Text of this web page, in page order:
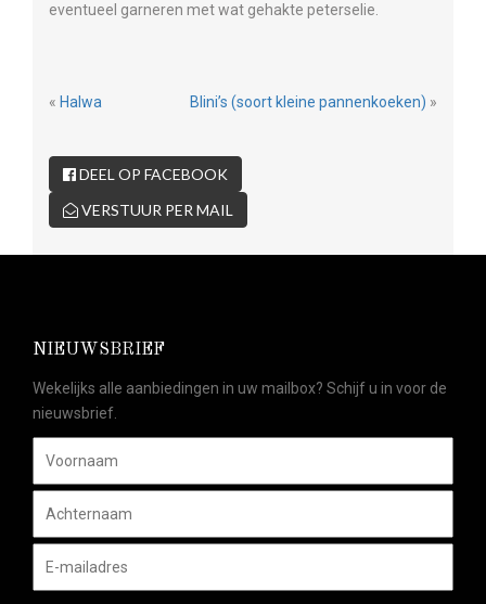
eventueel garneren met wat gehakte peterselie.
« Halwa Blini’s (soort kleine pannenkoeken) »
DEEL OP FACEBOOK
VERSTUUR PER MAIL
NIEUWSBRIEF
Wekelijks alle aanbiedingen in uw mailbox? Schijf u in voor de
nieuwsbrief.